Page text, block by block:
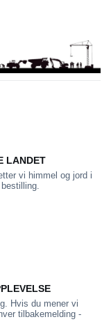
LANDET
vi himmel og jord i
Hvis du mener vi
tilbakemelding -